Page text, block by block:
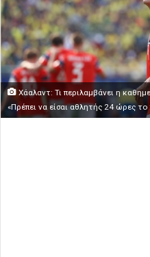
Χάαλαντ: Τι περιλαμβάνει η
«Πρέπει να είσαι αθλητής 24 ώρες